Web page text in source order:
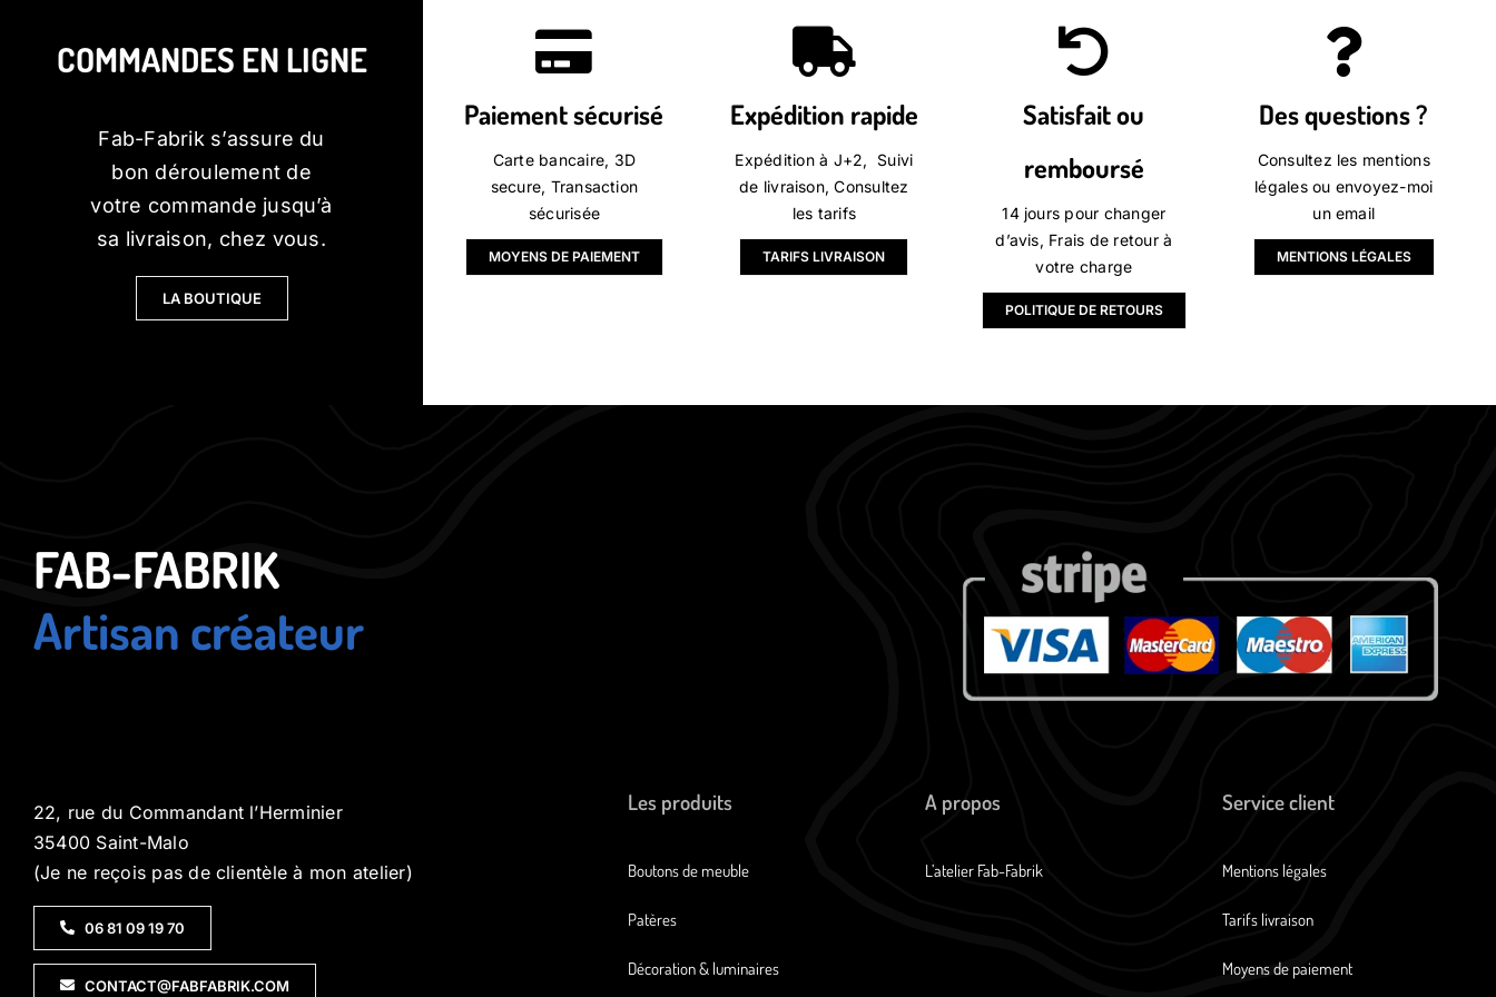
COMMANDES EN LIGNE
Fab-Fabrik s’assure du
bon déroulement de
votre commande jusqu’à
sa livraison, chez vous.
LA BOUTIQUE
Paiement sécurisé
Carte bancaire, 3D
secure, Transaction
sécurisée
MOYENS DE PAIEMENT
Expédition rapide
Expédition à J+2, Suivi
de livraison, Consultez
les tarifs
TARIFS LIVRAISON
Satisfait ou
remboursé
14 jours pour changer
d’avis, Frais de retour à
votre charge
POLITIQUE DE RETOURS
Des questions ?
Consultez les mentions
légalesou envoyez-moi
un email
MENTIONS LÉGALES
FAB-FABRIK
Artisan créateur
22, rue du Commandant l’Herminier
35400 Saint-Malo
(Je ne reçois pas de clientèle à mon atelier)
06 81 09 19 70
CONTACT@FABFABRIK.COM
Les produits
Boutons de meuble
Patères
Décoration & luminaires
A propos
L’atelier Fab-Fabrik
Service client
Mentions légales
Tarifs livraison
Moyens de paiement